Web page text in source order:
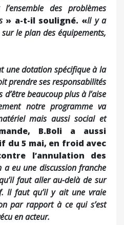
des problèmes
» a-t-il souligné. «Il y a
le plan des équipements,
une dotation spécifique à la
prendre ses responsabilités
beaucoup plus à l’aise
notre programme va
mais aussi social et
B.Boli a aussi
du 5 mai, en froid avec
l’annulation des
a eu une discussion franche
faut aller au-delà de sur
Il faut qu’il y ait une vraie
par rapport à ce qui s’est
en acteur.